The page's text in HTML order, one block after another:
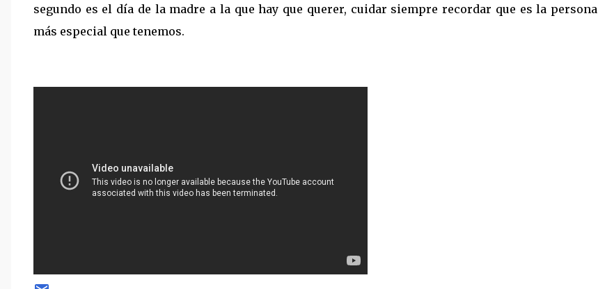
segundo es el día de la madre a la que hay que querer, cuidar siempre recordar que es la persona
más especial que tenemos.